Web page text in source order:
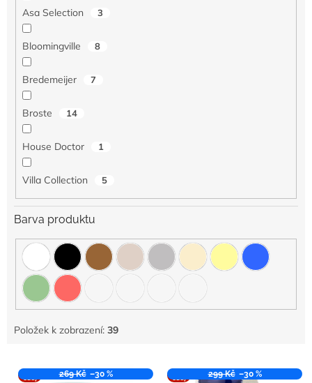
Asa Selection 3
Bloomingville 8
Bredemeijer 7
Broste 14
House Doctor 1
Villa Collection 5
Barva produktu
Položek k zobrazení: 39
ODEJ
269 Kč –30 %
ODEJ
299 Kč –30 %